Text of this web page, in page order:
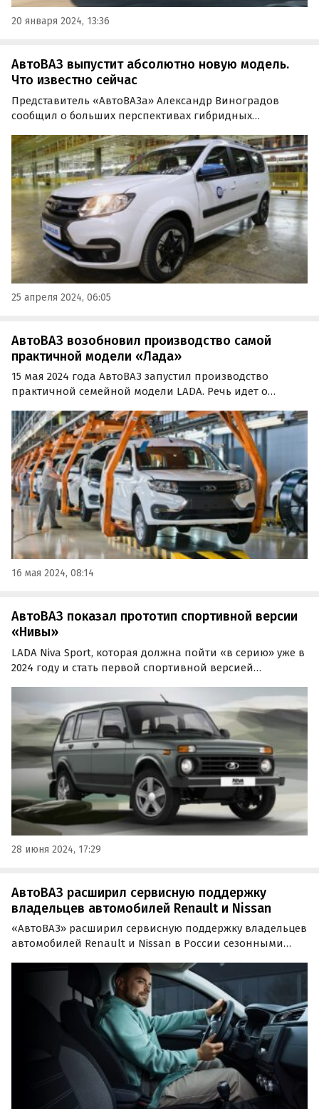
20 января 2024, 13:36
АвтоВАЗ выпустит абсолютно новую модель.
Что известно сейчас
Представитель «АвтоВАЗа» Александр Виноградов
сообщил о больших перспективах гибридных
сравнению с чисто электрическими.
25 апреля 2024, 06:05
АвтоВАЗ возобновил производство самой
практичной модели «Лада»
15 мая 2024 года АвтоВАЗ запустил производство
практичной семейной модели LADA. Речь идет о
«Автоновости дня» со ссылкой на пресс-службу
отечественного автогиганта.
16 мая 2024, 08:14
АвтоВАЗ показал прототип спортивной версии
«Нивы»
LADA Niva Sport, которая должна пойти «в серию» уже в
2024 году и стать первой спортивной версией
протестировал президент «АвтоВАЗа» Максим Соколов.
28 июня 2024, 17:29
АвтоВАЗ расширил сервисную поддержку
владельцев автомобилей Renault и Nissan
«АвтоВАЗ» расширил сервисную поддержку владельцев
автомобилей Renault и Nissan в России сезонными
предложений. Они действуют до 31 декабря 2024 года,
сообщили в пресс-службе тольяттинского автогиганта.